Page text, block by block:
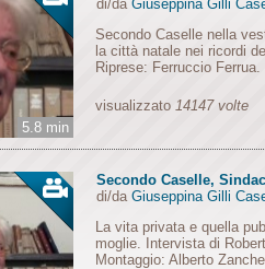
5.8 min
di/da Giuseppina Gilli
Secondo Caselle nella
la città natale nei ricordi
Riprese: Ferruccio
visualizzato 14147 volte
Secondo Caselle,
di/da Giuseppina Gilli
La vita privata e quella
moglie. Intervista di
Montaggio: Alberto